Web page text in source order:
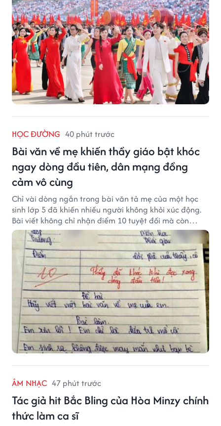
HỌC ĐƯỜNG 40 phút trước
Bài văn về mẹ khiến thầy giáo bật khóc
ngay dòng đầu tiên, dân mạng đồng
cảm vô cùng
Chỉ vài dòng ngắn trong bài văn tả mẹ của một học
sinh lớp 5 đã khiến nhiều người không khỏi xúc động.
Bài viết không chỉ nhận điểm 10 tuyệt đối mà còn
khiến thầy giáo nghẹn ngào viết lời phê: "Thầy đã
khóc khi đọc xong dòng đầu tiên."
ÂM NHẠC 47 phút trước
Tác giả hit Bắc Bling của Hòa Minzy chính
thức làm ca sĩ